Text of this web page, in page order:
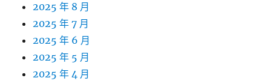
2025 年 8 月
2025 年 7 月
2025 年 6 月
2025 年 5 月
2025 年 4 月